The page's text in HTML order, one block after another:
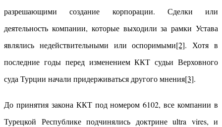
разрешающими создание корпорации. Сделки или
деятельность компании, которые выходили за рамки Устава
являлись недействительными или оспоримыми[2]. Хотя в
последние годы перед изменением ККТ судьи Верховного
суда Турции начали придерживаться другого мнения[3].
До принятия закона ККТ под номером 6102, все компании в
Турецкой Республике подчинялись доктрине ultra vires, и